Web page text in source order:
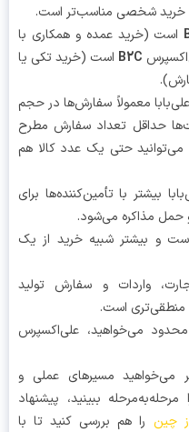
شخصی مناسب‌تر است.
عمده و همکاری با
B2C است (خرید تکی یا
معمولاً سفارش‌ها در حجم
تعداد سفارش مطرح
حتی یک عدد کالا هم
با تأمین‌کننده‌ها برای
مذاکره می‌شود.
شبیه خرید از یک
و سفارش تولید
است.
علی‌اکسپرس
مسیرهای عملی و
ببینید، پیشنهاد
را هم بررسی کنید تا با